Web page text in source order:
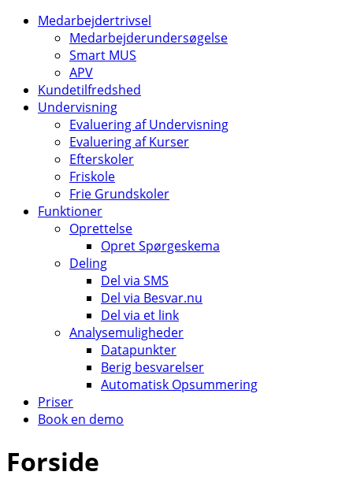
Medarbejdertrivsel
Medarbejderundersøgelse
Smart MUS
APV
Kundetilfredshed
Undervisning
Evaluering af Undervisning
Evaluering af Kurser
Efterskoler
Friskole
Frie Grundskoler
Funktioner
Oprettelse
Opret Spørgeskema
Deling
Del via SMS
Del via Besvar.nu
Del via et link
Analysemuligheder
Datapunkter
Berig besvarelser
Automatisk Opsummering
Priser
Book en demo
Forside